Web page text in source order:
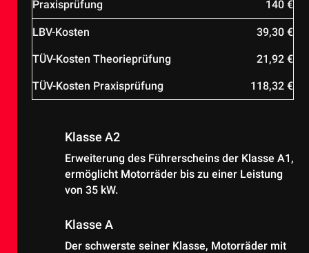
Praxisprüfung 140 €
LBV-Kosten 39,30 €
TÜV-Kosten Theorieprüfung 21,92 €
TÜV-Kosten Praxisprüfung 118,32 €
Klasse A2
Erweiterung des Führerscheins der Klasse A1,
ermöglicht Motorräder bis zu einer Leistung
von 35 kW.
Klasse A
Der schwerste seiner Klasse, Motorräder mit